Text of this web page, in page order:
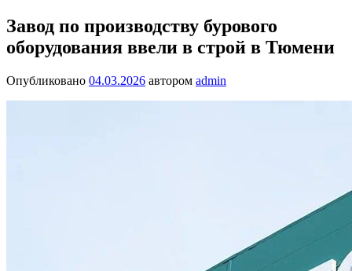
Завод по производству бурового
оборудования ввели в строй в Тюмени
Опубликовано 04.03.2026 автором admin